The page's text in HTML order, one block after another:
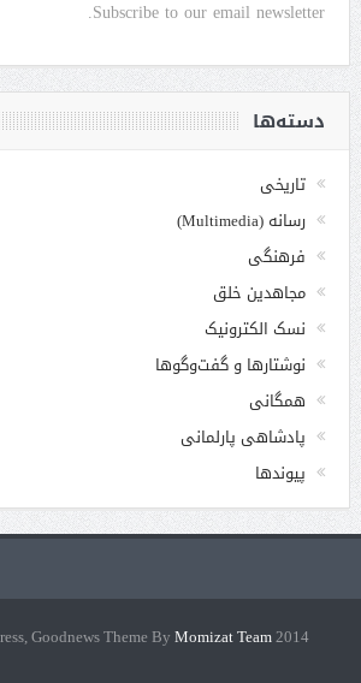
Subscribe to our email newsletter.
دسته‌ها
تاریخی
رسانه (Multimedia)
فرهنگی
مجاهدین خلق
نسک الکترونیک
نوشتارها و گفت‌وگوها
همگانی
پادشاهی پارلمانی
پیوندها
2014 Powered By Wordpress, Goodnews Theme By
Momizat Team